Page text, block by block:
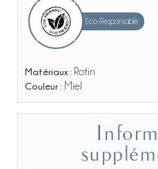
Eco-Responsable
Matériaux : Rotin
Couleur : Miel